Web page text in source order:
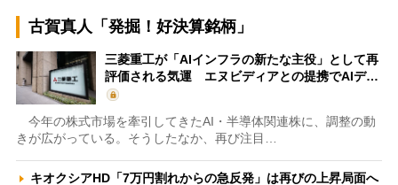
古賀真人「発掘！好決算銘柄」
三菱重工が「AIインフラの新たな主役」として再
評価される気運 エヌビディアとの提携でAIデ…
今年の株式市場を牽引してきたAI・半導体関連株に、調整の動
きが広がっている。そうしたなか、再び注目…
キオクシアHD「7万円割れからの急反発」は再びの上昇局面へ